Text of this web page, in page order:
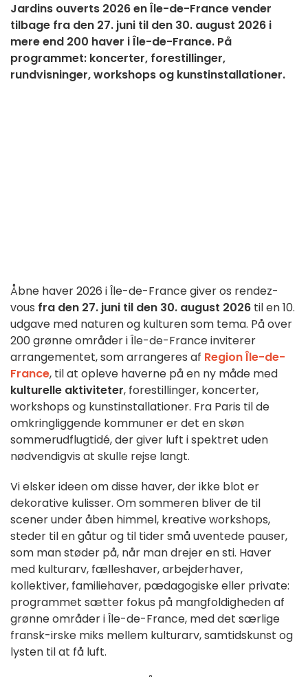
Jardins ouverts 2026 en Île-de-France vender
tilbage fra den 27. juni til den 30. august 2026 i
mere end 200 haver i Île-de-France. På
programmet: koncerter, forestillinger,
rundvisninger, workshops og kunstinstallationer.
Åbne haver 2026 i Île-de-France giver os rendez-
vous fra den 27. juni til den 30. august 2026 til en 10.
udgave med naturen og kulturen som tema. På over
200 grønne områder i Île-de-France inviterer
arrangementet, som arrangeres af Region Île-de-
France, til at opleve haverne på en ny måde med
kulturelle aktiviteter, forestillinger, koncerter,
workshops og kunstinstallationer. Fra Paris til de
omkringliggende kommuner er det en skøn
sommerudflugtidé, der giver luft i spektret uden
nødvendigvis at skulle rejse langt.
Vi elsker ideen om disse haver, der ikke blot er
dekorative kulisser. Om sommeren bliver de til
scener under åben himmel, kreative workshops,
steder til en gåtur og til tider små uventede pauser,
som man støder på, når man drejer en sti. Haver
med kulturarv, fælleshaver, arbejderhaver,
kollektiver, familiehaver, pædagogiske eller private:
programmet sætter fokus på mangfoldigheden af
grønne områder i Île-de-France, med det særlige
fransk-irske miks mellem kulturarv, samtidskunst og
lysten til at få luft.